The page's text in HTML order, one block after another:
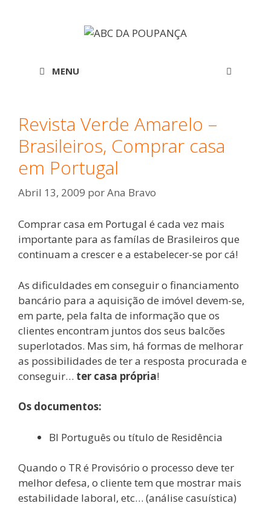
MENU
Revista Verde Amarelo –
Brasileiros, Comprar casa
em Portugal
Abril 13, 2009 porAna Bravo
Comprar casa em Portugal é cada vez mais
importante para as famílas de Brasileiros que
continuam a crescer e a estabelecer-se por cá!
As dificuldades em conseguir o financiamento
bancário para a aquisição de imóvel devem-se,
em parte, pela falta de informação que os
clientes encontram juntos dos seus balcões
superlotados. Mas sim, há formas de melhorar
as possibilidades de ter a resposta procurada e
conseguir… ter casa própria!
Os documentos:
BI Português ou título de Residência
Quando o TR é Provisório o processo deve ter
melhor defesa, o cliente tem que mostrar mais
estabilidade laboral, etc… (análise casuística)